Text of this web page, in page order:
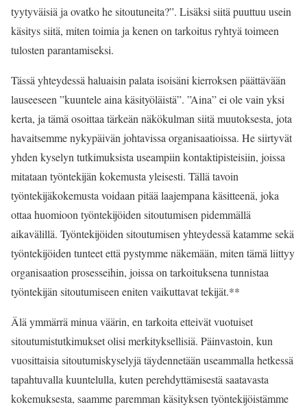
tyytyväisiä ja ovatko he sitoutuneita?”. Lisäksi siitä puuttuu usein
käsitys siitä, miten toimia ja kenen on tarkoitus ryhtyä toimeen
tulosten parantamiseksi.
Tässä yhteydessä haluaisin palata isoisäni kierroksen päättävään
lauseeseen ”kuuntele aina käsityöläistä”. ”Aina” ei ole vain yksi
kerta, ja tämä osoittaa tärkeän näkökulman siitä muutoksesta, jota
havaitsemme nykypäivän johtavissa organisaatioissa. He siirtyvät
yhden kyselyn tutkimuksista useampiin kontaktipisteisiin, joissa
mitataan työntekijän kokemusta yleisesti. Tällä tavoin
työntekijäkokemusta voidaan pitää laajempana käsitteenä, joka
ottaa huomioon työntekijöiden sitoutumisen pidemmällä
aikavälillä. Työntekijöiden sitoutumisen yhteydessä katamme sekä
työntekijöiden tunteet että pystymme näkemään, miten tämä liittyy
organisaation prosesseihin, joissa on tarkoituksena tunnistaa
työntekijän sitoutumiseen eniten vaikuttavat tekijät.**
Älä ymmärrä minua väärin, en tarkoita etteivät vuotuiset
sitoutumistutkimukset olisi merkityksellisiä. Päinvastoin, kun
vuosittaisia sitoutumiskyselyjä täydennetään useammalla hetkessä
tapahtuvalla kuuntelulla, kuten perehdyttämisestä saatavasta
kokemuksesta, saamme paremman käsityksen työntekijöistämme